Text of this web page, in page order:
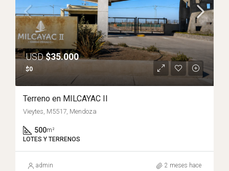
USD$35.000
$0
Terreno en MILCAYAC II
Vieytes, M5517, Mendoza
500m²
LOTES Y TERRENOS
admin 2 meses hace